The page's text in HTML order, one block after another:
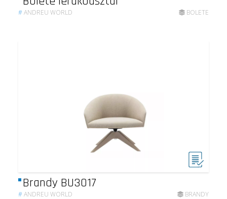
#ANDREU WORLD BOLETE
Brandy BU3017
#ANDREU WORLD BRANDY